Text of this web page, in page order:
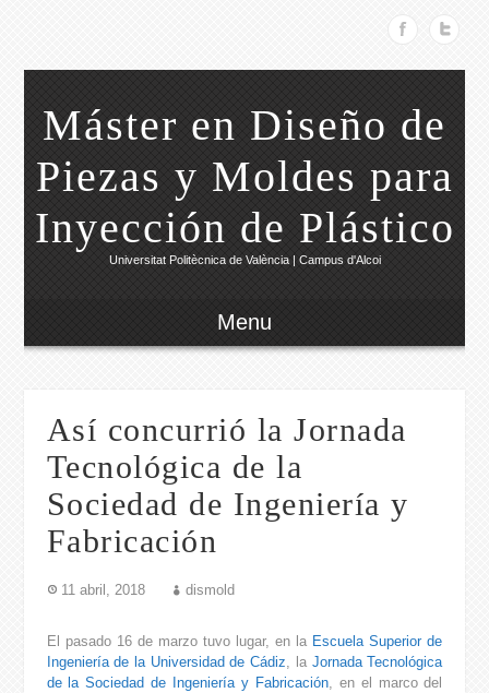
Máster en Diseño de
Piezas y Moldes para
Inyección de Plástico
Universitat Politècnica de València | Campus d'Alcoi
Menu
Así concurrió la Jornada
Tecnológica de la
Sociedad de Ingeniería y
Fabricación
11 abril, 2018 dismold
El pasado 16 de marzo tuvo lugar, en la Escuela Superior de
Ingeniería de la Universidad de Cádiz , la Jornada Tecnológica
de la Sociedad de Ingeniería y Fabricación, en el marco del